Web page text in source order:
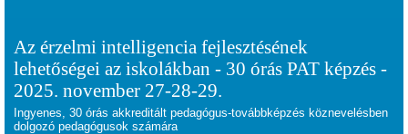
Az érzelmi intelligencia fejlesztésének
lehetőségei az iskolákban - 30 órás PAT képzés -
2025. november 27-28-29.
Ingyenes, 30 órás akkreditált pedagógus-továbbképzés köznevelésben
dolgozó pedagógusok számára